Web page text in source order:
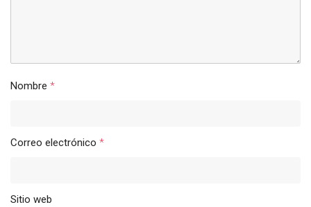
Nombre *
Correo electrónico *
Sitio web